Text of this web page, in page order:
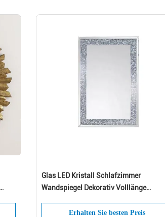
Glas LED Kristall Schlafzimmer
Wandspiegel Dekorativ Volllänge
Erhalten Sie besten Preis
Einreichen